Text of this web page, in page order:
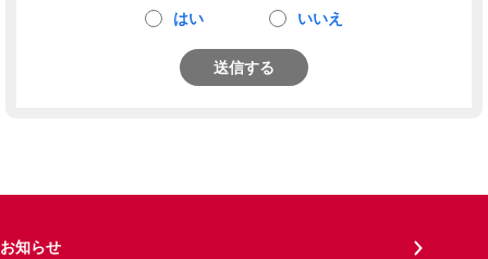
はい いいえ
送信する
お知らせ